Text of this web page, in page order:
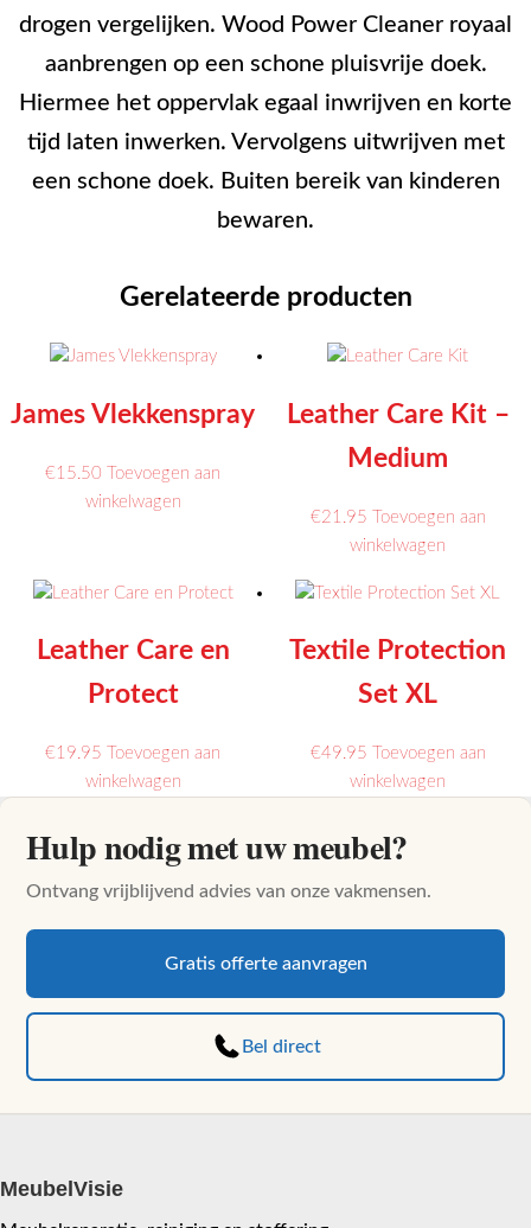
drogen vergelijken. Wood Power Cleaner royaal
aanbrengen op een schone pluisvrije doek.
Hiermee het oppervlak egaal inwrijven en korte
tijd laten inwerken. Vervolgens uitwrijven met
een schone doek. Buiten bereik van kinderen
bewaren.
Gerelateerde producten
James Vlekkenspray
€15.50 Toevoegen aan
winkelwagen
Leather Care Kit –
Medium
€21.95 Toevoegen aan
winkelwagen
Leather Care en
Protect
€19.95
Toevoegen aan
winkelwagen
Textile Protection
Set XL
€49.95
Toevoegen aan
winkelwagen
Hulp nodig met uw meubel?
Ontvang vrijblijvend advies van onze vakmensen.
Gratis offerte aanvragen
Bel direct
MeubelVisie